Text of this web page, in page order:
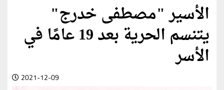
الأسير "مصطفى خدرج"
يتنسم الحرية بعد 19 عامًا في
الأسر
2021-12-09